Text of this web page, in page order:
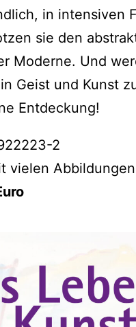
in intensiven
sie den
Moderne. Und
Geist und Kunst
Entdeckung!
2
vielen